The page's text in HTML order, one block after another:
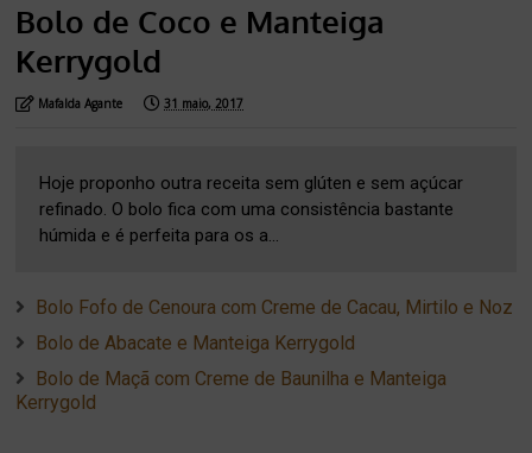
Bolo de Coco e Manteiga
Kerrygold
Mafalda Agante 31 maio, 2017
Hoje proponho outra receita sem glúten e sem açúcar
refinado. O bolo fica com uma consistência bastante
húmida e é perfeita para os a...
Bolo Fofo de Cenoura com Creme de Cacau, Mirtilo e Noz
Bolo de Abacate e Manteiga Kerrygold
Bolo de Maçã com Creme de Baunilha e Manteiga
Kerrygold